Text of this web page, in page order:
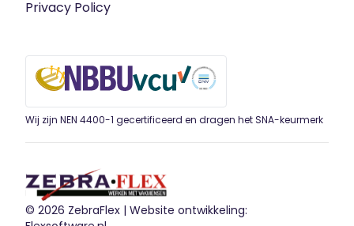
Privacy Policy
Wij zijn NEN 4400-1 gecertificeerd en dragen het SNA-keurmerk
© 2026 ZebraFlex | Website ontwikkeling: